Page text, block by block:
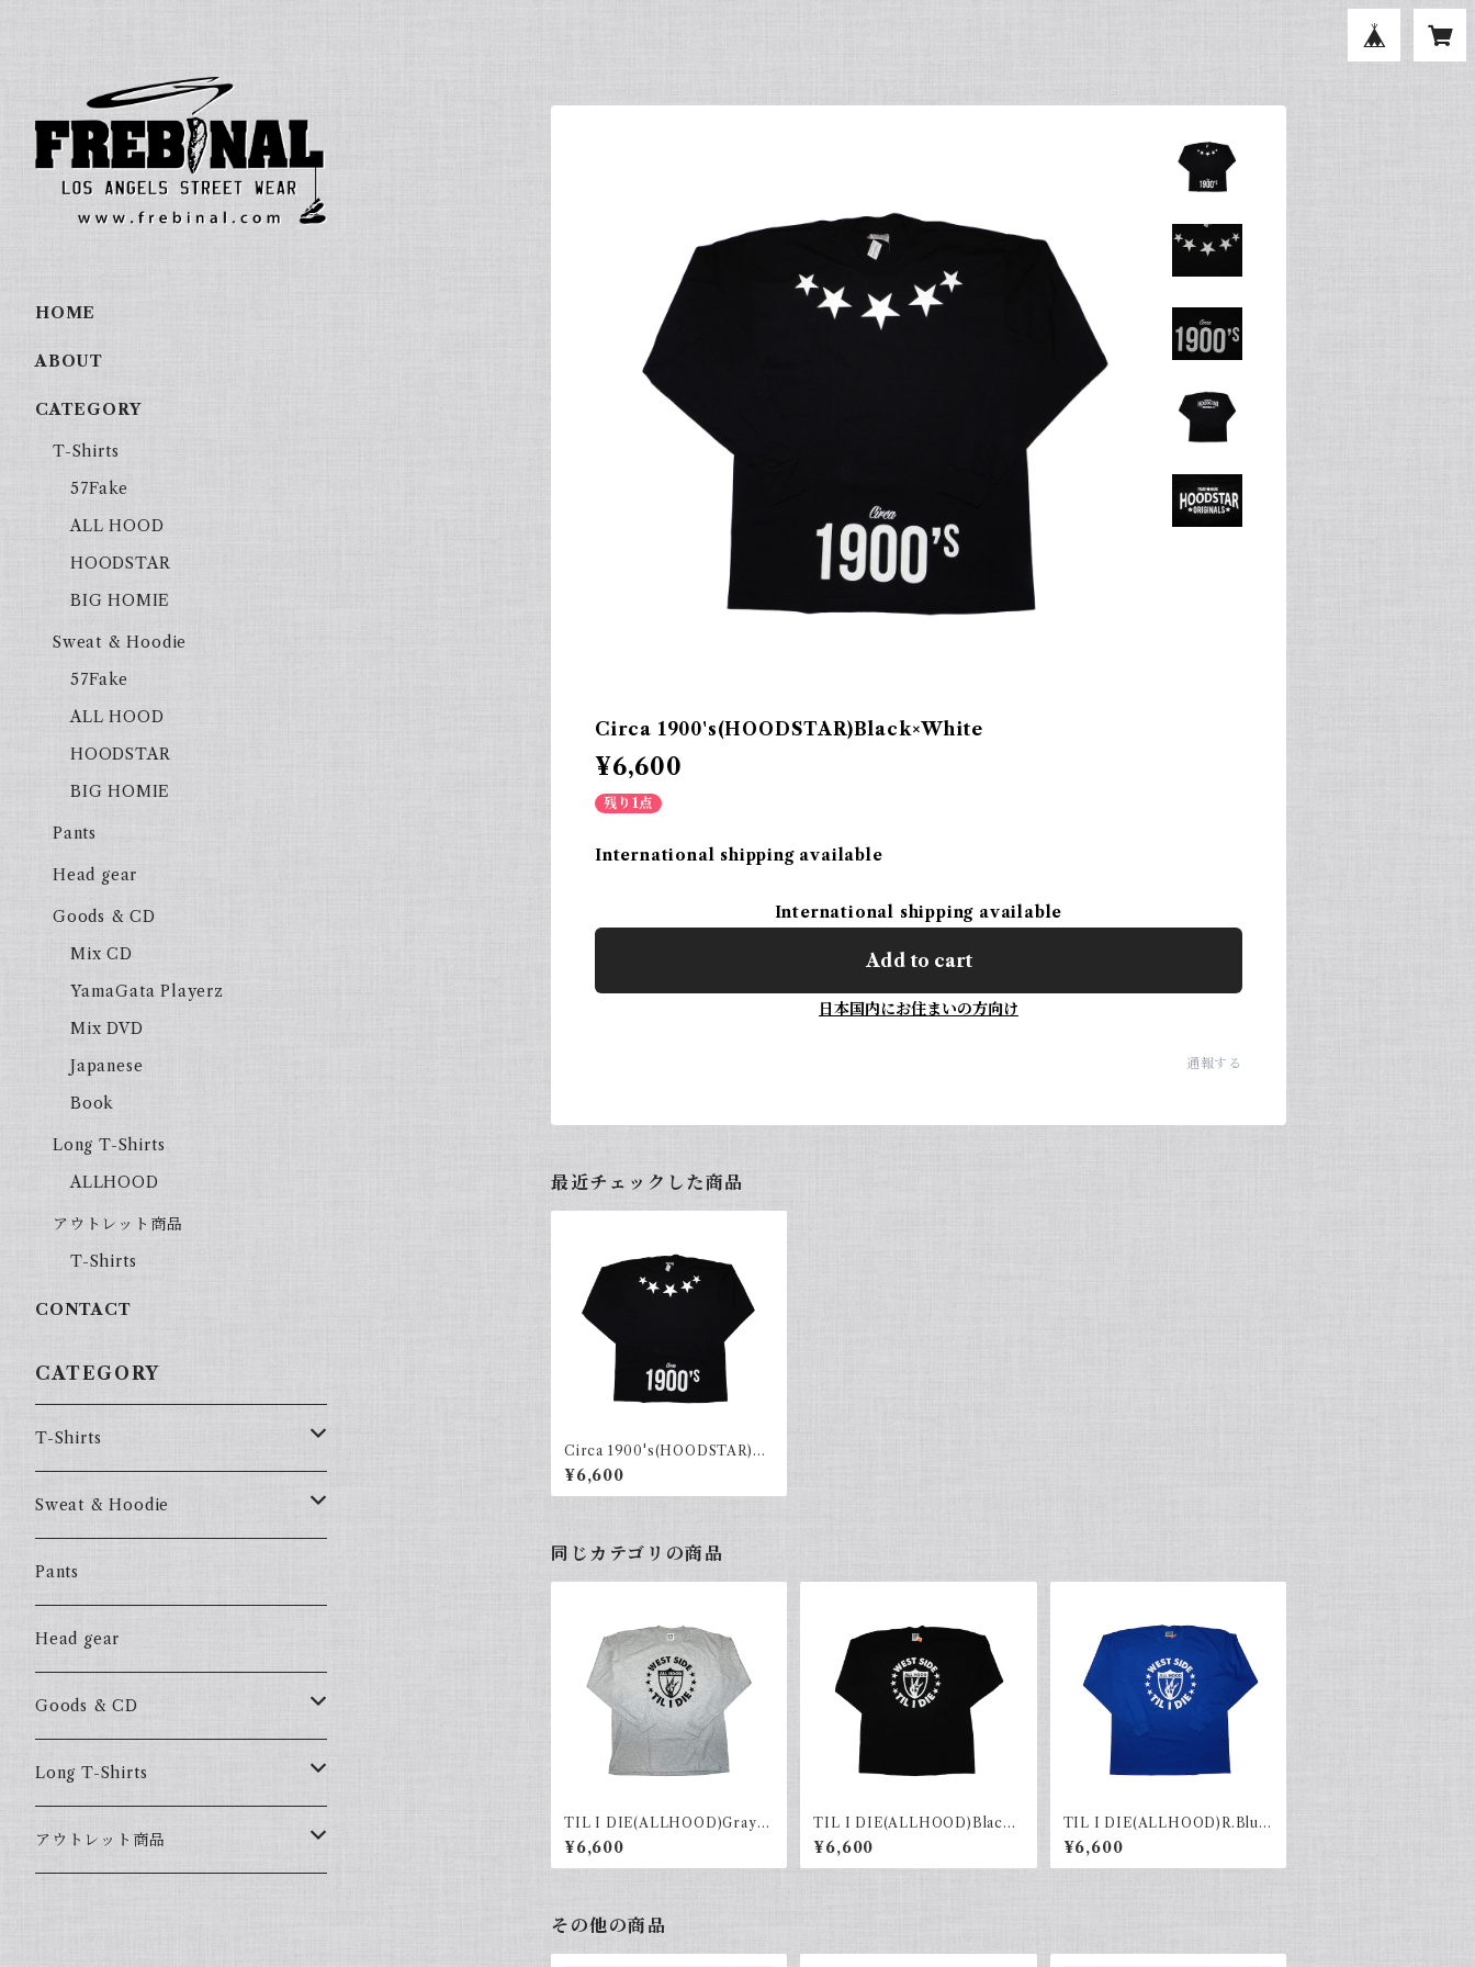
Circa 1900's(HOODSTAR)Black×White
¥6,600
残り1点
International shipping available
International shipping available
Add to cart
日本国内にお住まいの方向け
通報する
最近チェックした商品
Circa 1900's(HOODSTAR)Bl
ack×White
¥6,600
同じカテゴリの商品
TIL I DIE(ALLHOOD)Gray×
Black
¥6,600
TIL I DIE(ALLHOOD)Black×
White
¥6,600
TIL I DIE(ALLHOOD)R.Blue
×White
¥6,600
その他の商品
HOME
ABOUT
CATEGORY
T-Shirts
57Fake
ALL HOOD
HOODSTAR
BIG HOMIE
Sweat & Hoodie
57Fake
ALL HOOD
HOODSTAR
BIG HOMIE
Pants
Head gear
Goods & CD
Mix CD
YamaGata Playerz
Mix DVD
Japanese
Book
Long T-Shirts
ALLHOOD
アウトレット商品
T-Shirts
CONTACT
CATEGORY
T-Shirts
57Fake
ALL HOOD
HOODSTAR
BIG HOMIE
Sweat & Hoodie
57Fake
ALL HOOD
HOODSTAR
BIG HOMIE
Pants
Head gear
Goods & CD
Mix CD
YamaGata Playerz
Long T-Shirts
ALLHOOD
アウトレット商品